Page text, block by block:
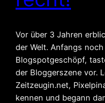
Vor über 3 Jahren
der Welt. Anfangs
Blogspotgeschöpf,
der Bloggerszene vor.
Zeitzeugin.net,
kennen und begann